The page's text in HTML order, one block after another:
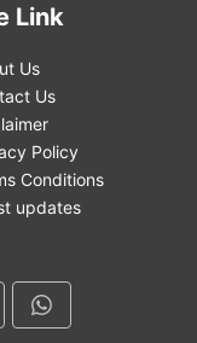
Link
Us
Us
Policy
Conditions
updates